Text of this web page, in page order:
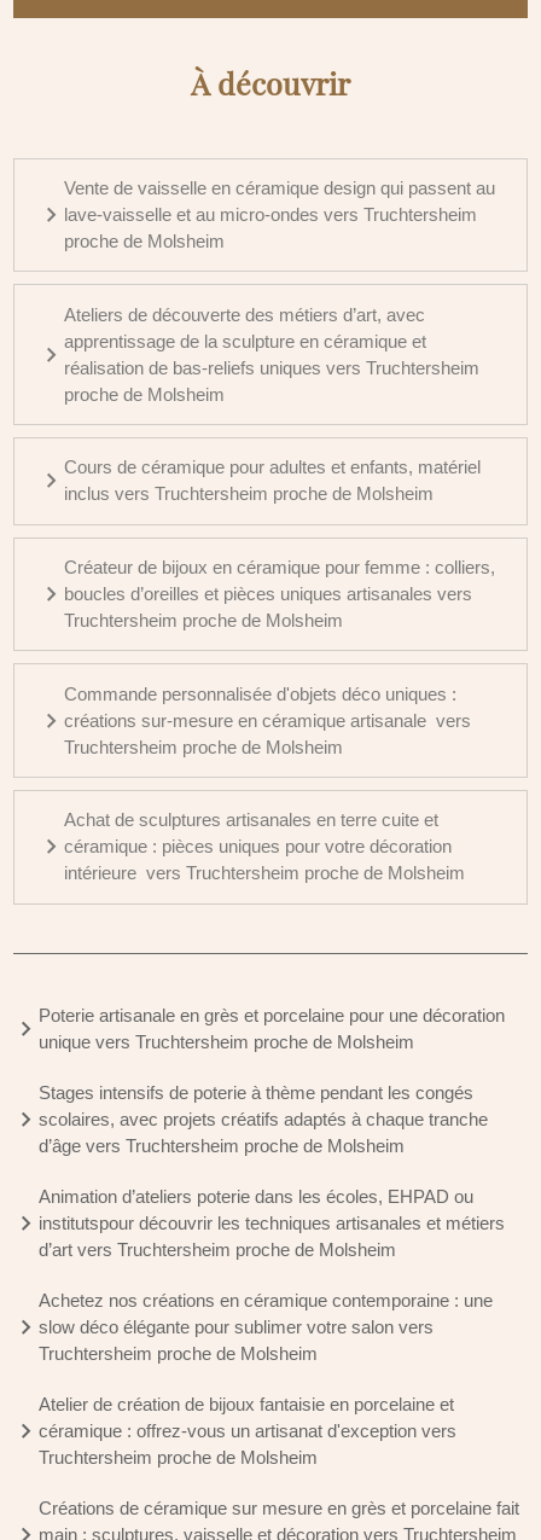
À découvrir
Vente de vaisselle en céramique design qui passent au
lave-vaisselle et au micro-ondes vers Truchtersheim
proche de Molsheim
Ateliers de découverte des métiers d’art, avec
apprentissage de la sculpture en céramique et
réalisation de bas-reliefs uniques vers Truchtersheim
proche de Molsheim
Cours de céramique pour adultes et enfants, matériel
inclus vers Truchtersheim proche de Molsheim
Créateur de bijoux en céramique pour femme : colliers,
boucles d’oreilles et pièces uniques artisanales vers
Truchtersheim proche de Molsheim
Commande personnalisée d'objets déco uniques :
créations sur-mesure en céramique artisanale vers
Truchtersheim proche de Molsheim
Achat de sculptures artisanales en terre cuite et
céramique : pièces uniques pour votre décoration
intérieure vers Truchtersheim proche de Molsheim
Poterie artisanale en grès et porcelaine pour une décoration
unique vers Truchtersheim proche de Molsheim
Stages intensifs de poterie à thème pendant les congés
scolaires, avec projets créatifs adaptés à chaque tranche
d’âge vers Truchtersheim proche de Molsheim
Animation d’ateliers poterie dans les écoles, EHPAD ou
institutspour découvrir les techniques artisanales et métiers
d’art vers Truchtersheim proche de Molsheim
Achetez nos créations en céramique contemporaine : une
slow déco élégante pour sublimer votre salon vers
Truchtersheim proche de Molsheim
Atelier de création de bijoux fantaisie en porcelaine et
céramique : offrez-vous un artisanat d'exception vers
Truchtersheim proche de Molsheim
Créations de céramique sur mesure en grès et porcelaine fait
main : sculptures, vaisselle et décoration vers Truchtersheim